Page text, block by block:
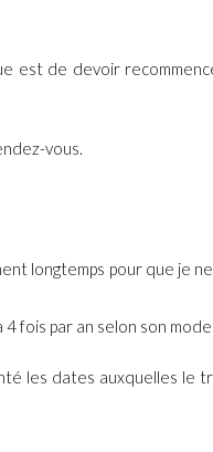
est de devoir
vous.
longtemps pour que je ne
fois par an selon son
les dates auxquelles le